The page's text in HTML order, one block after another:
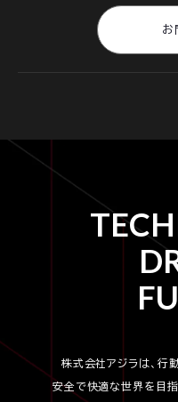
お
株式会社アジラは、行
安全で快適な世界を目指